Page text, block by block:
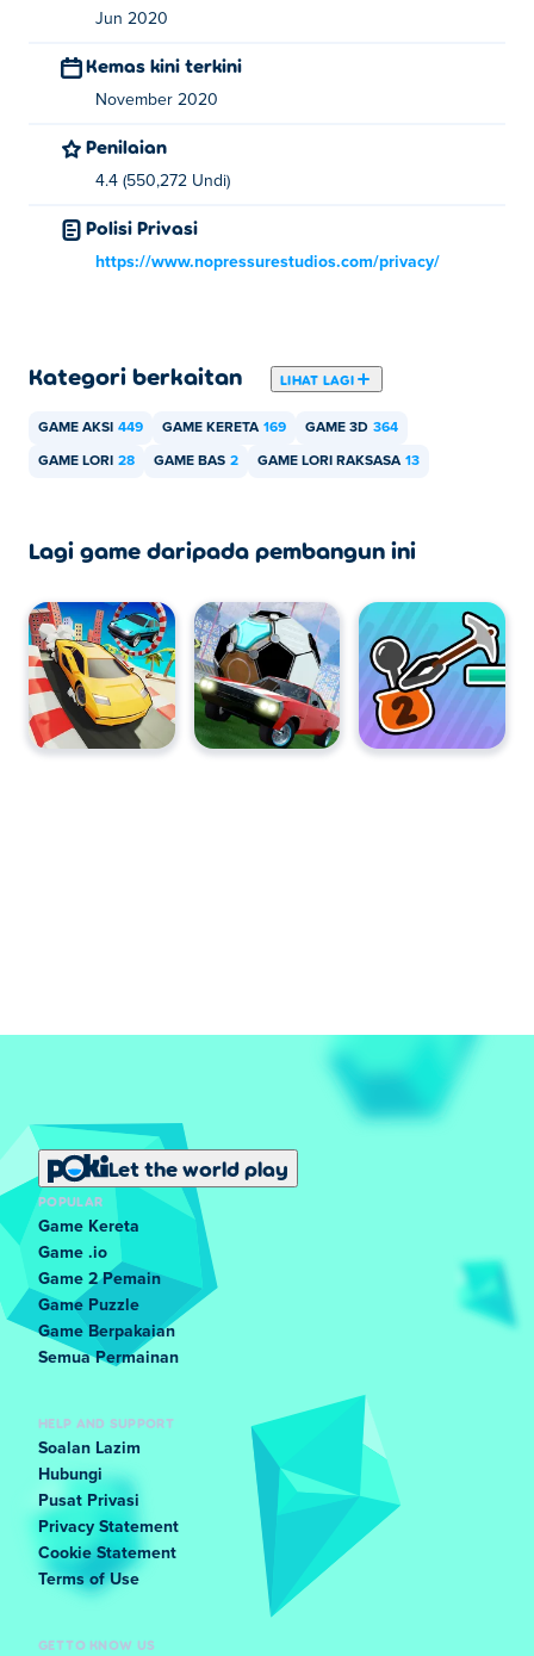
Jun 2020
Kemas kini terkini
November 2020
Penilaian
4.4 (550,272 Undi)
Polisi Privasi
https://www.nopressurestudios.com/privacy/
Kategori berkaitan LIHAT LAGI
GAME AKSI 449 GAME KERETA 169 GAME 3D 364
GAME LORI 28 GAME BAS 2 GAME LORI RAKSASA 13
Lagi game daripada pembangun ini
Let the world play
POPULAR
Game Kereta
Game .io
Game 2 Pemain
Game Puzzle
Game Berpakaian
Semua Permainan
HELP AND SUPPORT
Soalan Lazim
Hubungi
Pusat Privasi
Privacy Statement
Cookie Statement
Terms of Use
GET TO KNOW US